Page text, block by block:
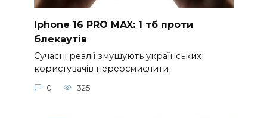
Iphone 16 PRO MAX: 1 тб проти
блекаутів
Сучасні реалії змушують українських
користувачів переосмислити
0 325